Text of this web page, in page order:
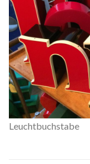
Leuchtbuchstabe